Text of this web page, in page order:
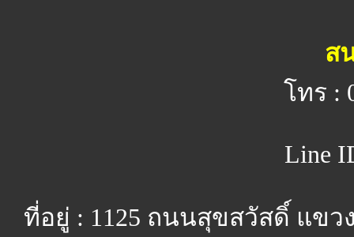
ส
โทร :
Line
ที่อยู่ : 1125 ถนนสุขสวัสดิ์ แขว